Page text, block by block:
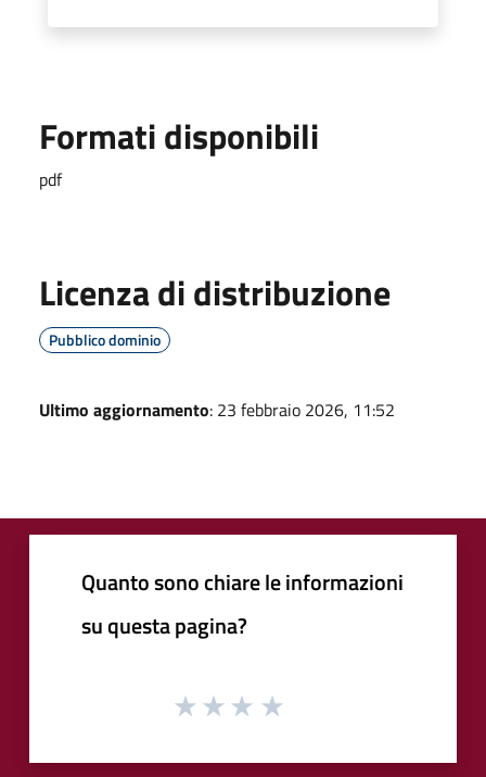
Formati disponibili
pdf
Licenza di distribuzione
Pubblico dominio
Ultimo aggiornamento: 23 febbraio 2026, 11:52
Quanto sono chiare le informazioni
su questa pagina?